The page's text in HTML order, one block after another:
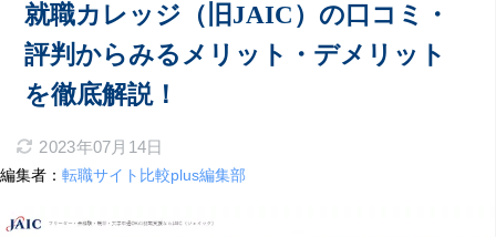
就職カレッジ（旧JAIC）の口コミ・
評判からみるメリット・デメリット
を徹底解説！
2023年07月14日
編集者： 転職サイト比較plus編集部